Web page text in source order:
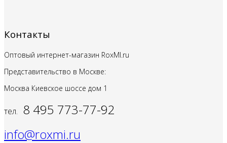
Контакты
Оптовый интернет-магазин RoxMI.ru
Представительство в Москве:
Москва Киевское шоссе дом 1
тел. 8 495 773-77-92
info@roxmi.ru